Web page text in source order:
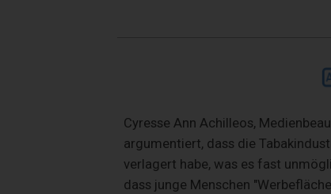
Cyresse Ann Achilleos,
argumentiert, dass die
verlagert habe, was es fast
dass junge Menschen